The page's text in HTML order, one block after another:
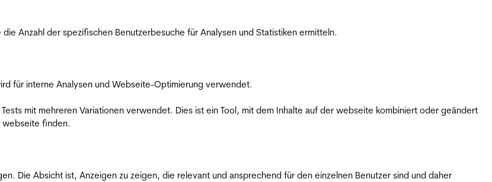
Anzahl der spezifischen Benutzerbesuche für Analysen und Statistiken ermitteln.
für interne Analysen und Webseite-Optimierung verwendet.
mit mehreren Variationen verwendet. Dies ist ein Tool, mit dem Inhalte auf der webseite kombiniert oder geändert
webseite finden.
Die Absicht ist, Anzeigen zu zeigen, die relevant und ansprechend für den einzelnen Benutzer sind und daher